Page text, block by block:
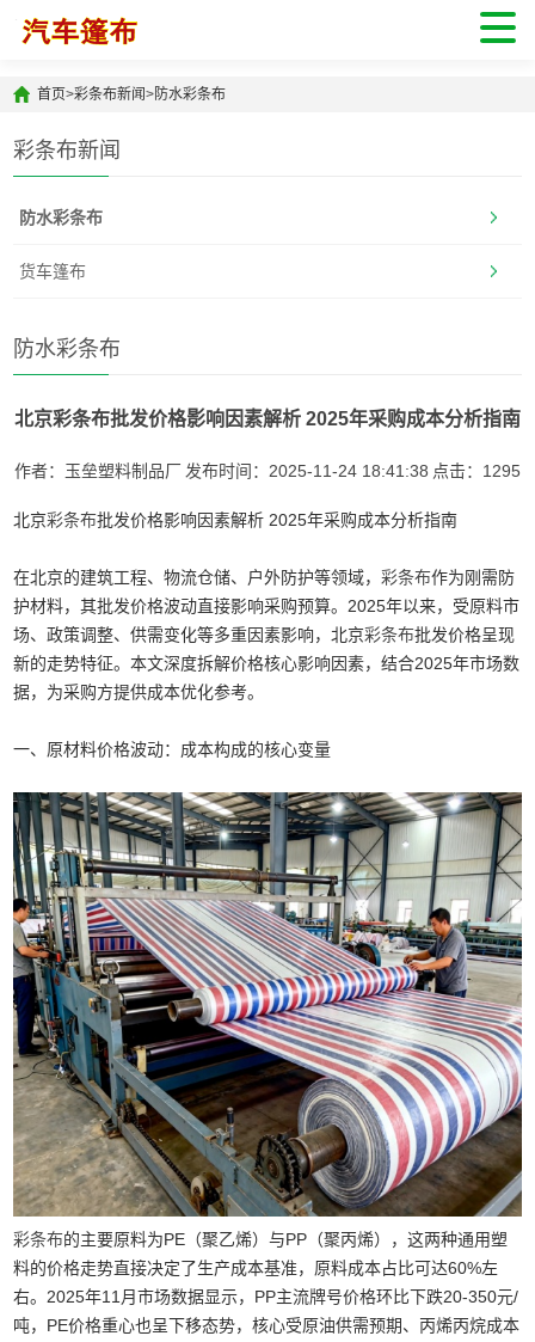
首页>彩条布新闻>防水彩条布
彩条布新闻
防水彩条布
货车篷布
防水彩条布
北京彩条布批发价格影响因素解析 2025年采购成本分析指南
作者：玉垒塑料制品厂 发布时间：2025-11-24 18:41:38 点击： 1295
北京彩条布批发价格影响因素解析 2025年采购成本分析指南
在北京的建筑工程、物流仓储、户外防护等领域，彩条布作为刚需防
护材料，其批发价格波动直接影响采购预算。2025年以来，受原料市
场、政策调整、供需变化等多重因素影响，北京彩条布批发价格呈现
新的走势特征。本文深度拆解价格核心影响因素，结合2025年市场数
据，为采购方提供成本优化参考。
一、原材料价格波动：成本构成的核心变量
彩条布的主要原料为PE（聚乙烯）与PP（聚丙烯），这两种通用塑
料的价格走势直接决定了生产成本基准，原料成本占比可达60%左
右。2025年11月市场数据显示，PP主流牌号价格环比下跌20-350元/
吨，PE价格重心也呈下移态势，核心受原油供需预期、丙烯丙烷成本